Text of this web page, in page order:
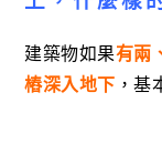
建築物如果有兩
樁深入地下 ，基